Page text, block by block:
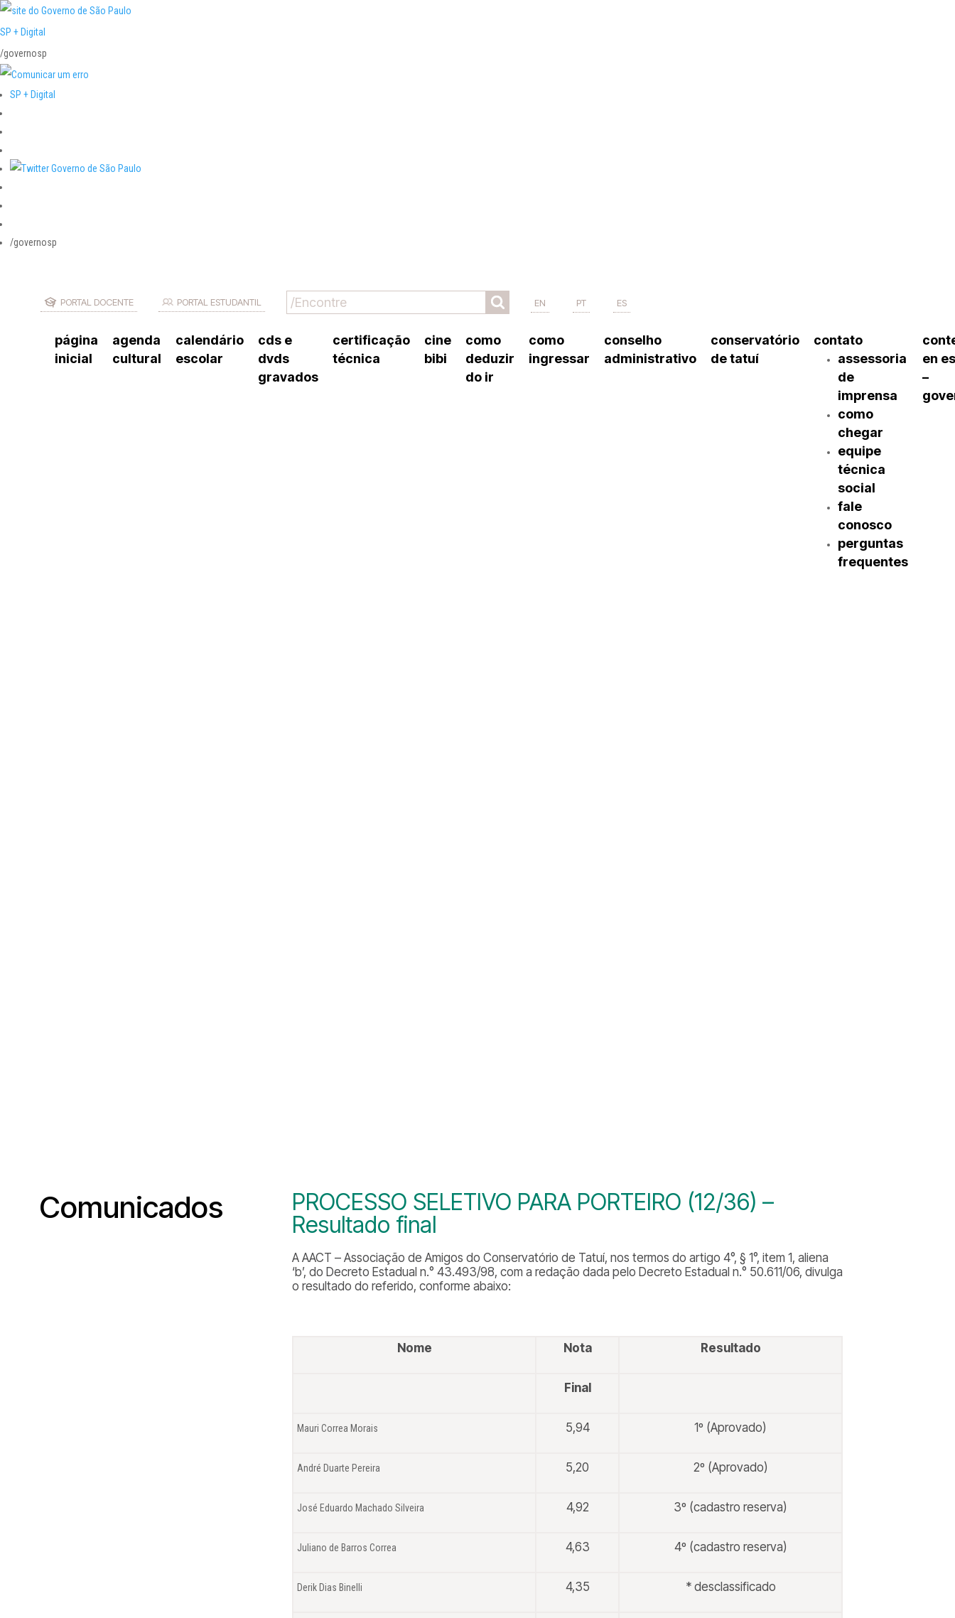
SP + Digital
/governosp
SP + Digital
/governosp
PORTAL DOCENTE PORTAL ESTUDANTIL EN PT ES
página
inicial
agenda
cultural
calendário
escolar
cds e
dvds
gravados
certificação
técnica
cine
bibi
como
deduzir
do ir
como
ingressar
conselho
administrativo
conservatório
de tatuí
contato
assessoria
de
imprensa
como
chegar
equipe
técnica
social
fale
conosco
perguntas
frequentes
en
–
Comunicados
PROCESSO SELETIVO PARA PORTEIRO (12/36) –
Resultado final
A AACT – Associação de Amigos do Conservatório de Tatuí, nos termos do artigo 4°, § 1°, item 1, aliena
‘b’, do Decreto Estadual n.° 43.493/98, com a redação dada pelo Decreto Estadual n.° 50.611/06, divulga
o resultado do referido, conforme abaixo:
Nome Nota Resultado
Final
Mauri Correa Morais 5,94 1º (Aprovado)
André Duarte Pereira 5,20 2º (Aprovado)
José Eduardo Machado Silveira 4,92 3º (cadastro reserva)
Juliano de Barros Correa 4,63 4º (cadastro reserva)
Derik Dias Binelli 4,35 * desclassificado